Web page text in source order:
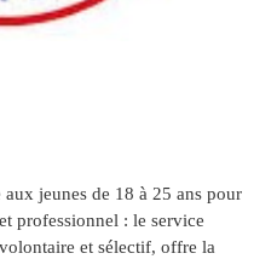
jeunes de 18 à 25 ans pour
professionnel : le service
et sélectif, offre la